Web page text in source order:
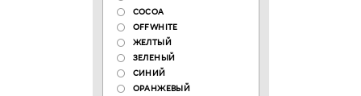
COCOA
OFFWHITE
ЖЕЛТЫЙ
ЗЕЛЕНЫЙ
СИНИЙ
ОРАНЖЕВЫЙ